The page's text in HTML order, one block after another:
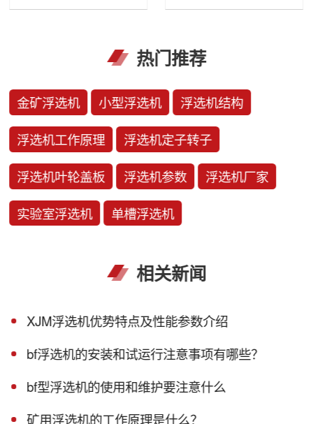
热门推荐
金矿浮选机 小型浮选机 浮选机结构
浮选机工作原理 浮选机定子转子
浮选机叶轮盖板 浮选机参数 浮选机厂家
实验室浮选机 单槽浮选机
相关新闻
XJM浮选机优势特点及性能参数介绍
bf浮选机的安装和试运行注意事项有哪些？
bf型浮选机的使用和维护要注意什么
矿用浮选机的工作原理是什么？